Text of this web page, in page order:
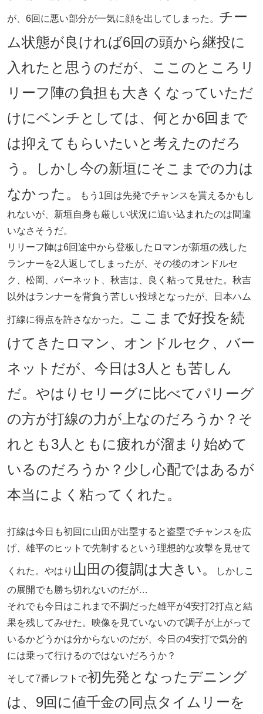
が、6回に悪い部分が一気に顔を出してしまった。 チー
ム状態が良ければ6回の頭から継投に
入れたと思うのだが、ここのところリ
リーフ陣の負担も大きくなっていただ
けにベンチとしては、何とか6回まで
は抑えてもらいたいと考えたのだろ
う。しかし今の新垣にそこまでの力は
なかった。
もう1回は先発でチャンスを貰えるかもし
れないが、新垣自身も厳しい状況に追い込まれたのは間違
いなさそうだ。
リリーフ陣は6回途中から登板したロマンが新垣の残した
ランナーを2人返してしまったが、その後のオンドルセ
ク、松岡、バーネット、秋吉は、良く粘って見せた。秋吉
以外はランナーを背負う苦しい投球となったが、日本ハム
打線に得点を許さなかった。
ここまで好投を続
けてきたロマン、オンドルセク、バー
ネットだが、今日は3人とも苦しん
だ。やはりセリーグに比べてパリーグ
の方が打線の力が上なのだろうか？そ
れとも3人ともに疲れが溜まり始めて
いるのだろうか？少し心配ではあるが
本当によく粘ってくれた。
打線は今日も初回に山田が出塁すると盗塁でチャンスを広
げ、雄平のヒットで先制するという理想的な攻撃を見せて
くれた。やはり 山田の復調は大きい。
しかしこ
の展開でも勝ち切れないのだが…
それでも今日はこれまで不調だった雄平が4安打2打点と結
果を残してみせた。映像を見ていないので調子が上がって
いるかどうかは分からないのだが、今日の4安打で気分的
には乗って行けるのではないだろうか？
そして7番レフトで初先発となったデニング
は、9回に値千金の同点タイムリーを